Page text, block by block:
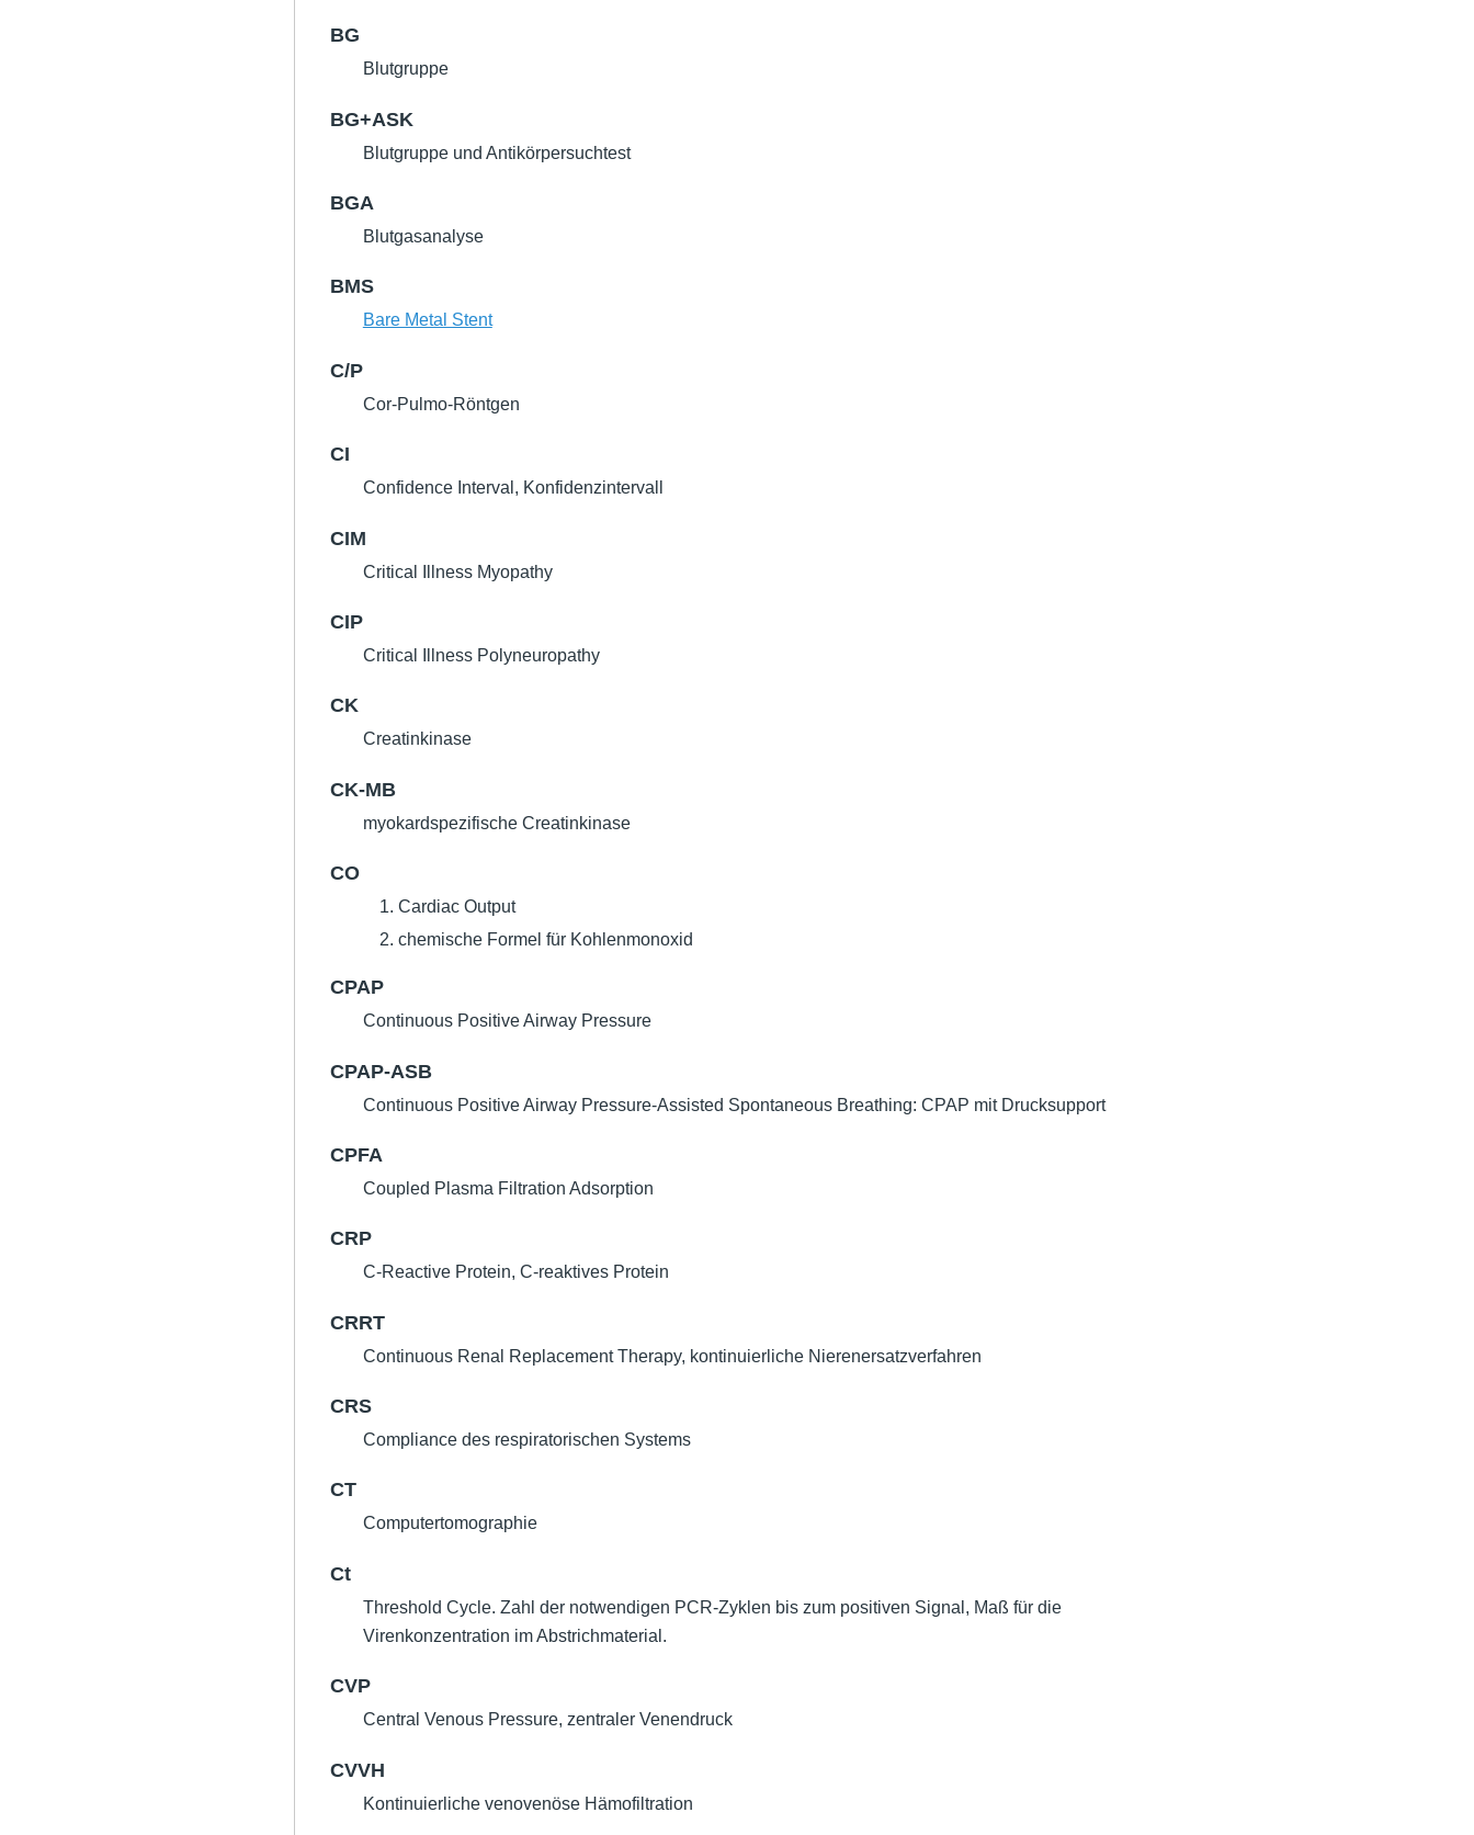
BG
Blutgruppe
BG+ASK
Blutgruppe und Antikörpersuchtest
BGA
Blutgasanalyse
BMS
Bare Metal Stent
C/P
Cor-Pulmo-Röntgen
CI
Confidence Interval, Konfidenzintervall
CIM
Critical Illness Myopathy
CIP
Critical Illness Polyneuropathy
CK
Creatinkinase
CK-MB
myokardspezifische Creatinkinase
CO
Cardiac Output
chemische Formel für Kohlenmonoxid
CPAP
Continuous Positive Airway Pressure
CPAP-ASB
Continuous Positive Airway Pressure-Assisted Spontaneous Breathing: CPAP mit Drucksupport
CPFA
Coupled Plasma Filtration Adsorption
CRP
C-Reactive Protein, C-reaktives Protein
CRRT
Continuous Renal Replacement Therapy, kontinuierliche Nierenersatzverfahren
CRS
Compliance des respiratorischen Systems
CT
Computertomographie
Ct
Threshold Cycle. Zahl der notwendigen PCR-Zyklen bis zum positiven Signal, Maß für die
Virenkonzentration im Abstrichmaterial.
CVP
Central Venous Pressure, zentraler Venendruck
CVVH
Kontinuierliche venovenöse Hämofiltration